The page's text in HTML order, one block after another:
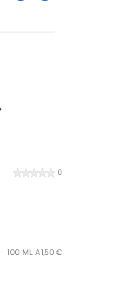
0
100 ML. A 1,50 €